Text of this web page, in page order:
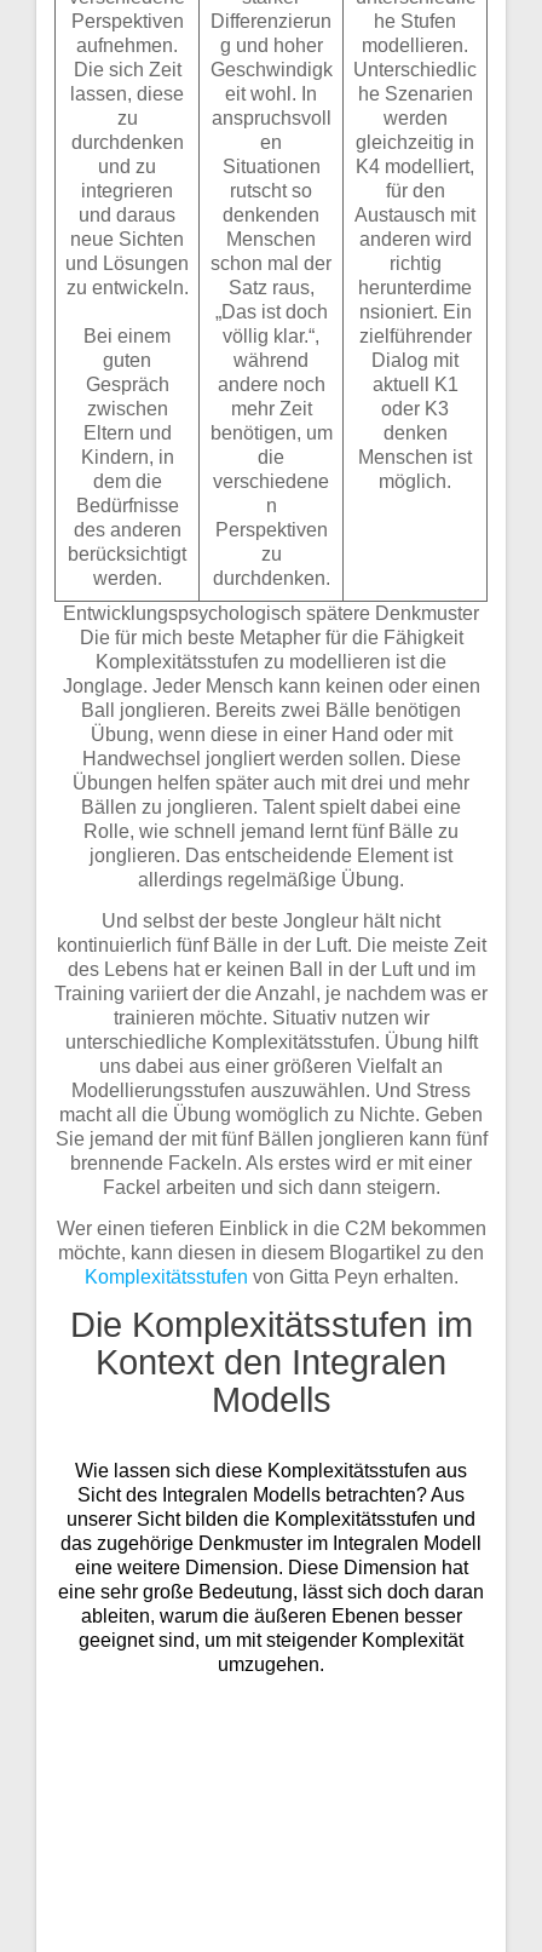
Perspektiven
aufnehmen.
Die sich Zeit
lassen, diese
zu
durchdenken
und zu
integrieren
und daraus
neue Sichten
und Lösungen
zu entwickeln.
Bei einem
guten
Gespräch
zwischen
Eltern und
Kindern, in
dem die
Bedürfnisse
des anderen
berücksichtigt
werden.
Differenzierun
g und hoher
Geschwindigk
eit wohl. In
anspruchsvoll
en
Situationen
rutscht so
denkenden
Menschen
schon mal der
Satz raus,
„Das ist doch
völlig klar.“,
während
andere noch
mehr Zeit
benötigen, um
die
verschiedene
n
Perspektiven
zu
durchdenken.
he Stufen
modellieren.
Unterschiedlic
he Szenarien
werden
gleichzeitig in
K4 modelliert,
für den
Austausch mit
anderen wird
richtig
herunterdime
nsioniert. Ein
zielführender
Dialog mit
aktuell K1
oder K3
denken
Menschen ist
möglich.
Entwicklungspsychologisch spätere Denkmuster
Die für mich beste Metapher für die Fähigkeit
Komplexitätsstufen zu modellieren ist die
Jonglage. Jeder Mensch kann keinen oder einen
Ball jonglieren. Bereits zwei Bälle benötigen
Übung, wenn diese in einer Hand oder mit
Handwechsel jongliert werden sollen. Diese
Übungen helfen später auch mit drei und mehr
Bällen zu jonglieren. Talent spielt dabei eine
Rolle, wie schnell jemand lernt fünf Bälle zu
jonglieren. Das entscheidende Element ist
allerdings regelmäßige Übung.
Und selbst der beste Jongleur hält nicht
kontinuierlich fünf Bälle in der Luft. Die meiste Zeit
des Lebens hat er keinen Ball in der Luft und im
Training variiert der die Anzahl, je nachdem was er
trainieren möchte. Situativ nutzen wir
unterschiedliche Komplexitätsstufen. Übung hilft
uns dabei aus einer größeren Vielfalt an
Modellierungsstufen auszuwählen. Und Stress
macht all die Übung womöglich zu Nichte. Geben
Sie jemand der mit fünf Bällen jonglieren kann fünf
brennende Fackeln. Als erstes wird er mit einer
Fackel arbeiten und sich dann steigern.
Wer einen tieferen Einblick in die C2M bekommen
möchte, kann diesen in diesem Blogartikel zu den
Komplexitätsstufen von Gitta Peyn erhalten.
Die Komplexitätsstufen im
Kontext den Integralen
Modells
Wie lassen sich diese Komplexitätsstufen aus
Sicht des Integralen Modells betrachten? Aus
unserer Sicht bilden die Komplexitätsstufen und
das zugehörige Denkmuster im Integralen Modell
eine weitere Dimension. Diese Dimension hat
eine sehr große Bedeutung, lässt sich doch daran
ableiten, warum die äußeren Ebenen besser
geeignet sind, um mit steigender Komplexität
umzugehen.